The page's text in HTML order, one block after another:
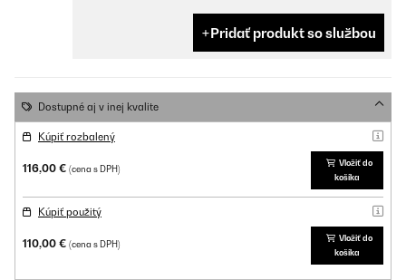
Pridať produkt so službou
Dostupné aj v inej kvalite
Kúpiť rozbalený
116,00 € (cena s DPH)
Vložiť do
košíka
Kúpiť použitý
110,00 € (cena s DPH)
Vložiť do
košíka